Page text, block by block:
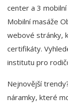
center a 3
Mobilní masáže
webové stránky,
certifikáty.
institutu pro
Nejnovější
náramky, které